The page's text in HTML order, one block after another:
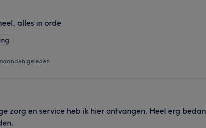
alles in orde
geleden
zorg en service heb ik hier ontvangen. Heel erg